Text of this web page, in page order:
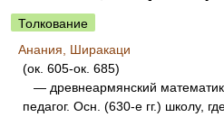
Толкование
Анания, Ширакаци
(ок. 605-ок. 685)
— древнеармянский
педагог. Осн. (630-е гг.) школу,